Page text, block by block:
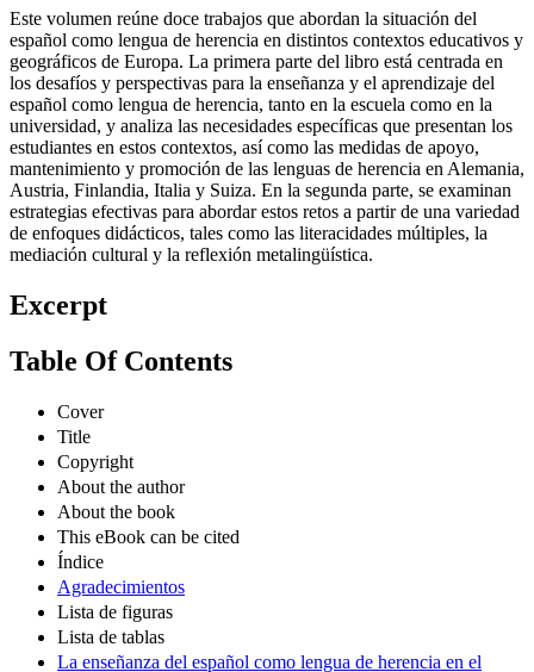
Este volumen reúne doce trabajos que abordan la situación del
español como lengua de herencia en distintos contextos educativos y
geográficos de Europa. La primera parte del libro está centrada en
los desafíos y perspectivas para la enseñanza y el aprendizaje del
español como lengua de herencia, tanto en la escuela como en la
universidad, y analiza las necesidades específicas que presentan los
estudiantes en estos contextos, así como las medidas de apoyo,
mantenimiento y promoción de las lenguas de herencia en Alemania,
Austria, Finlandia, Italia y Suiza. En la segunda parte, se examinan
estrategias efectivas para abordar estos retos a partir de una variedad
de enfoques didácticos, tales como las literacidades múltiples, la
mediación cultural y la reflexión metalingüística.
Excerpt
Table Of Contents
Cover
Title
Copyright
About the author
About the book
This eBook can be cited
Índice
Agradecimientos
Lista de figuras
Lista de tablas
La enseñanza del español como lengua de herencia en el